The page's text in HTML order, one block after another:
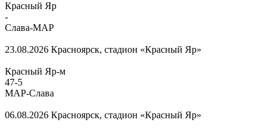
Красный Яр
-
Слава-МАР
23.08.2026 Красноярск, стадион «Красный Яр»
Красный Яр-м
47-5
МАР-Слава
06.08.2026 Красноярск, стадион «Красный Яр»